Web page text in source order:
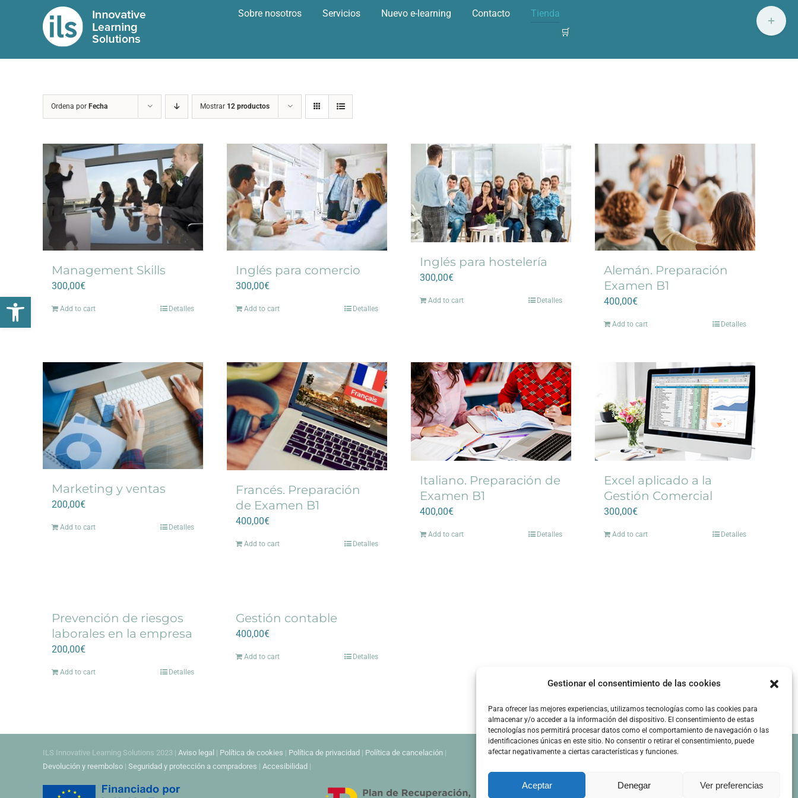
Abrir barra de herramientas
Gestionar el consentimiento de las cookies
Para ofrecer las mejores experiencias, utilizamos tecnologías como las cookies para
almacenar y/o acceder a la información del dispositivo. El consentimiento de estas
tecnologías nos permitirá procesar datos como el comportamiento de navegación o las
identificaciones únicas en este sitio. No consentir o retirar el consentimiento, puede
afectar negativamente a ciertas características y funciones.
Aceptar Denegar Ver preferencias
Sobre nosotros Servicios Nuevo e-learning Contacto
Tienda
🛒
Ordena por Fecha Mostrar 12 productos
Management Skills
300,00€
Add to cart Detalles
Inglés para comercio
300,00€
Add to cart Detalles
Inglés para hostelería
300,00€
Add to cart Detalles
Alemán. Preparación
Examen B1
400,00€
Add to cart Detalles
Marketing y ventas
200,00€
Add to cart Detalles
Francés. Preparación
de Examen B1
400,00€
Add to cart Detalles
Italiano. Preparación de
Examen B1
400,00€
Add to cart Detalles
Excel aplicado a la
Gestión Comercial
300,00€
Add to cart Detalles
Prevención de riesgos
laborales en la empresa
200,00€
Add to cart Detalles
Gestión contable
400,00€
Add to cart Detalles
ILS Innovative Learning Solutions 2023 | Aviso legal | Política de cookies | Política de privacidad | Política de cancelación |
Devolución y reembolso | Seguridad y protección a compradores | Accesibilidad |
FacebookInstagramLinkedIn
Toggle
Sliding